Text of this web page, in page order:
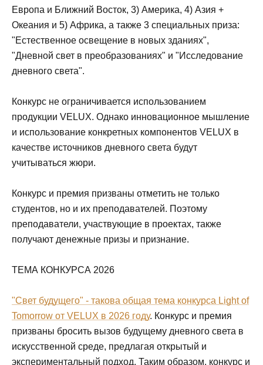
Европа и Ближний Восток, 3) Америка, 4) Азия +
Океания и 5) Африка, а также 3 специальных приза:
"Естественное освещение в новых зданиях",
"Дневной свет в преобразованиях" и "Исследование
дневного света".
Конкурс не ограничивается использованием
продукции VELUX. Однако инновационное мышление
и использование конкретных компонентов VELUX в
качестве источников дневного света будут
учитываться жюри.
Конкурс и премия призваны отметить не только
студентов, но и их преподавателей. Поэтому
преподаватели, участвующие в проектах, также
получают денежные призы и признание.
ТЕМА КОНКУРСА 2026
"Свет будущего" - такова общая тема конкурса Light of
Tomorrow от VELUX в 2026 году. Конкурс и премия
призваны бросить вызов будущему дневного света в
искусственной среде, предлагая открытый и
экспериментальный подход. Таким образом, конкурс и